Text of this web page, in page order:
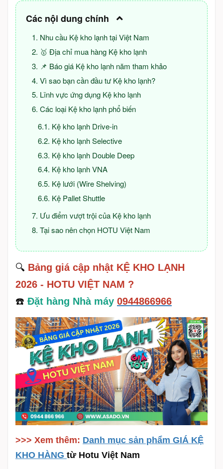
Các nội dung chính
Nhu cầu Kệ kho lạnh tại Việt Nam
🥇 Địa chỉ mua hàng Kệ kho lạnh
📌 Báo giá Kệ kho lạnh năm tham khảo
Vì sao bạn cần đầu tư Kệ kho lạnh?
Lĩnh vực ứng dụng Kệ kho lạnh
Các loại Kệ kho lạnh phổ biến
Kệ kho lạnh Drive-in
Kệ kho lạnh Selective
Kệ kho lạnh Double Deep
Kệ kho lạnh VNA
Kệ lưới (Wire Shelving)
Kệ Pallet Shuttle
Ưu điểm vượt trội của Kệ kho lạnh
Tại sao nên chọn HOTU Việt Nam
🔍 Bảng giá cập nhật KỆ KHO LẠNH
2026 - HOTU VIỆT NAM ?
☎️ Đặt hàng Nhà máy 0944866966
>>> Xem thêm: Danh mục sản phẩm GIÁ KỆ
KHO HÀNG từ Hotu Việt Nam